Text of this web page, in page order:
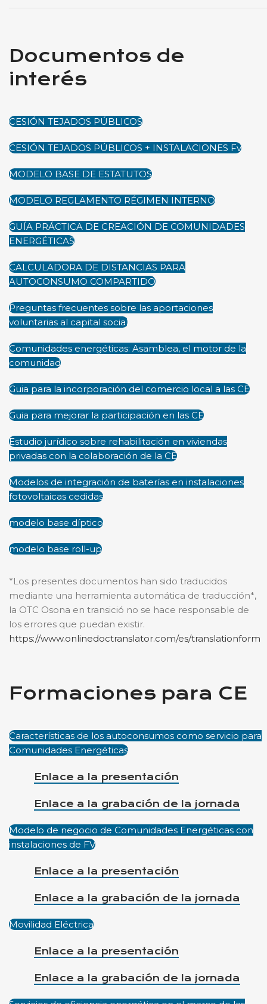
Documentos de
interés
CESIÓN TEJADOS PÚBLICOS
CESIÓN TEJADOS PÚBLICOS + INSTALACIONES Fv
MODELO BASE DE ESTATUTOS
MODELO REGLAMENTO RÉGIMEN INTERNO
GUÍA PRÁCTICA DE CREACIÓN DE COMUNIDADES
ENERGÉTICAS
CALCULADORA DE DISTANCIAS PARA
AUTOCONSUMO COMPARTIDO
Preguntas frecuentes sobre las aportaciones
voluntarias al capital social
Comunidades energéticas: Asamblea, el motor de la
comunidad
Guia para la incorporación del comercio local a las CE
Guia para mejorar la participación en las CE
Estudio jurídico sobre rehabilitación en viviendas
privadas con la colaboración de la CE
Modelos de integración de baterías en instalaciones
fotovoltaicas cedidas
modelo base díptico
modelo base roll-up
*Los presentes documentos han sido traducidos
mediante una herramienta automática de traducción*,
la OTC Osona en transició no se hace responsable de
los errores que puedan existir.
https://www.onlinedoctranslator.com/es/translationform
Formaciones para CE
Características de los autoconsumos como servicio para
Comunidades Energéticas
Enlace a la presentación
Enlace a la grabación de la jornada
Modelo de negocio de Comunidades Energéticas con
instalaciones de FV
Enlace a la presentación
Enlace a la grabación de la jornada
Movilidad Eléctrica
Enlace a la presentación
Enlace a la grabación de la jornada